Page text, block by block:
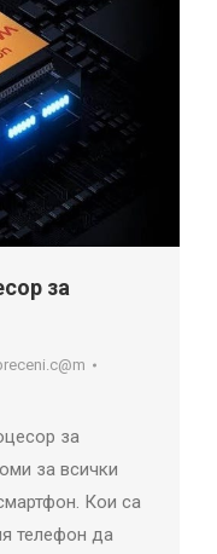
за
за
за всички
Кои са
телефон да